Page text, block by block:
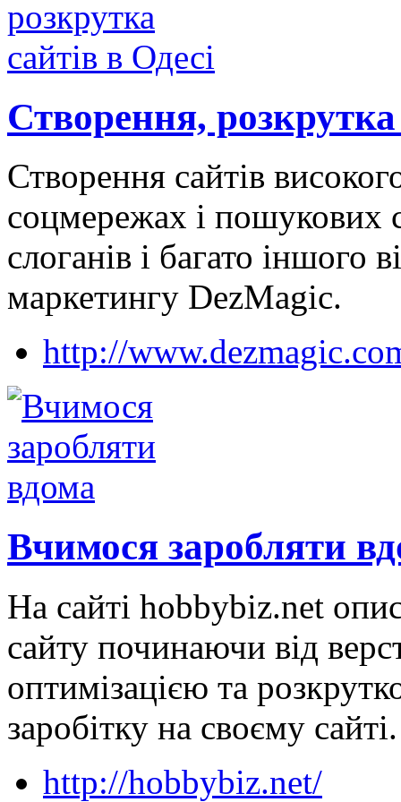
Створення, розкрутка
Створення сайтів
соцмережах і пошукових
слоганів і багато іншого
маркетингу DezMagic.
http://
Вчимося заробляти
На сайті hobbybiz.net
сайту починаючи від
оптимізацією та
заробітку на своєму сайті.
http://hobbybiz.net/